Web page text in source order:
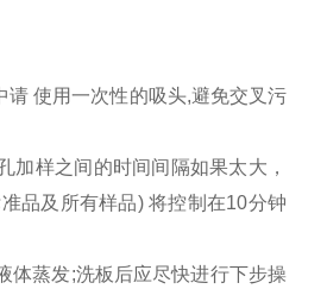
使用一次性的吸头,避免交叉污
加样之间的时间间隔如果太大，
品及所有样品) 将控制在10分钟
体蒸发;洗板后应尽快进行下步操